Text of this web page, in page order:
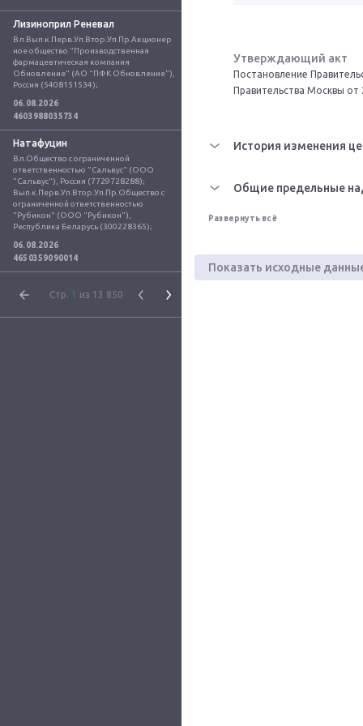
Лизиноприл Реневал
Вл.Вып.к.Перв.Уп.Втор.Уп.Пр.Акционер
ное общество "Производственная
фармацевтическая компания
Обновление" (АО "ПФК Обновление"),
Россия (5408151534);
06.08.2026
4603988035734
Натафуцин
Вл.Общество с ограниченной
ответственностью "Сальвус" (ООО
"Сальвус"), Россия (7729728288);
Вып.к.Перв.Уп.Втор.Уп.Пр.Общество с
ограниченной ответственностью
"Рубикон" (ООО "Рубикон"),
Республика Беларусь (300228365);
06.08.2026
4650359090014
Стр. 1 из 13 850
Утверждающий акт
Постановление
Правительства Москвы
История изменения
Общие предельные
Развернуть всё
Показать исходные